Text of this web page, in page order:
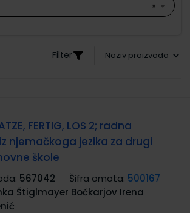
×
Filter
FERTIG, LOS 2; radna
njemačkoga jezika za drugi
škole
567042 Šifra omota: 500167
Štiglmayer Bočkarjov Irena